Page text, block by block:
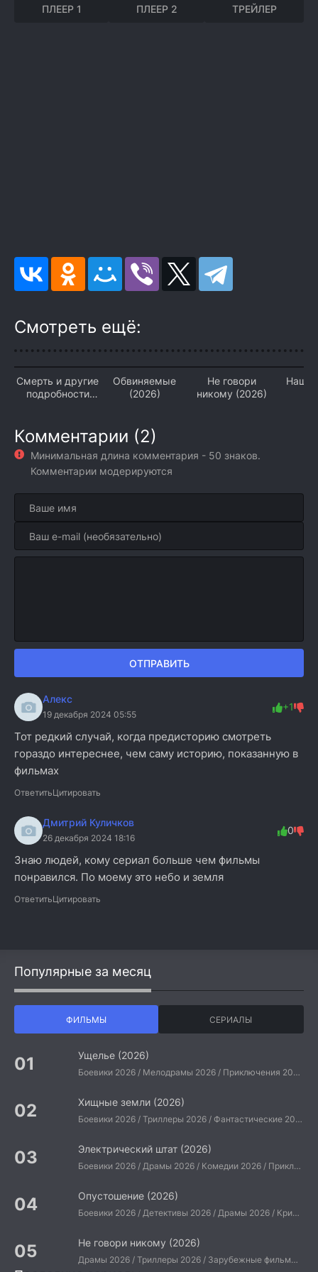
ПЛЕЕР 1 ПЛЕЕР 2 ТРЕЙЛЕР
Смотреть ещё:
Смерть и другие
подробности
Обвиняемые
(2026)
Не говори
никому (2026)
Наши
Комментарии (2)
Минимальная длина комментария - 50 знаков.
Комментарии модерируются
ОТПРАВИТЬ
Алекс
19 декабря 2024 05:55
+1
Тот редкий случай, когда предисторию смотреть
гораздо интереснее, чем саму историю, показанную в
фильмах
ОтветитьЦитировать
Дмитрий Куличков
26 декабря 2024 18:16
0
Знаю людей, кому сериал больше чем фильмы
понравился. По моему это небо и земля
ОтветитьЦитировать
Популярные за месяц
ФИЛЬМЫ СЕРИАЛЫ
Ущелье (2026)
Боевики 2026 / Мелодрамы 2026 / Приключения 2026 / Ужасы 2026 / Фантастические 2026 / Зарубежные фильмы 2026 / Американские фильмы / Фильмы 2026
Хищные земли (2026)
Боевики 2026 / Триллеры 2026 / Фантастические 2026 / Зарубежные фильмы 2026 / Американские фильмы / Фильмы 2026
Электрический штат (2026)
Боевики 2026 / Драмы 2026 / Комедии 2026 / Приключения 2026 / Фантастические 2026 / Зарубежные фильмы 2026 / Американские фильмы / Фильмы 2026
Опустошение (2026)
Боевики 2026 / Детективы 2026 / Драмы 2026 / Криминальные фильмы 2026 / Триллеры 2026 / Зарубежные фильмы 2026 / Американские фильмы / Фильмы 2026
Не говори никому (2026)
Драмы 2026 / Триллеры 2026 / Зарубежные фильмы 2026 / Американские фильмы / Фильмы 2026